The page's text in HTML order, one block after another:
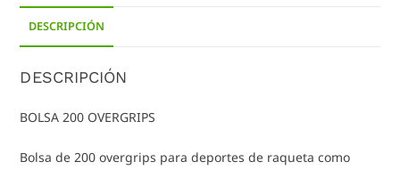
DESCRIPCIÓN
DESCRIPCIÓN
BOLSA 200 OVERGRIPS
Bolsa de 200 overgrips para deportes de raqueta como